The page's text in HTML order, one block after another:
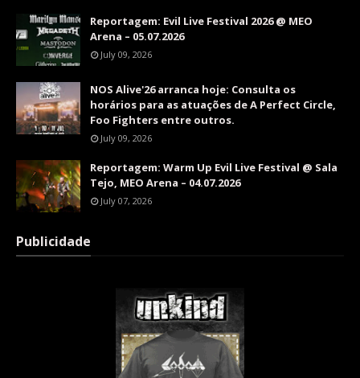
Reportagem: Evil Live Festival 2026 @ MEO
Arena – 05.07.2026
July 09, 2026
NOS Alive'26 arranca hoje: Consulta os
horários para as atuações de A Perfect Circle,
Foo Fighters entre outros.
July 09, 2026
Reportagem: Warm Up Evil Live Festival @ Sala
Tejo, MEO Arena – 04.07.2026
July 07, 2026
Publicidade